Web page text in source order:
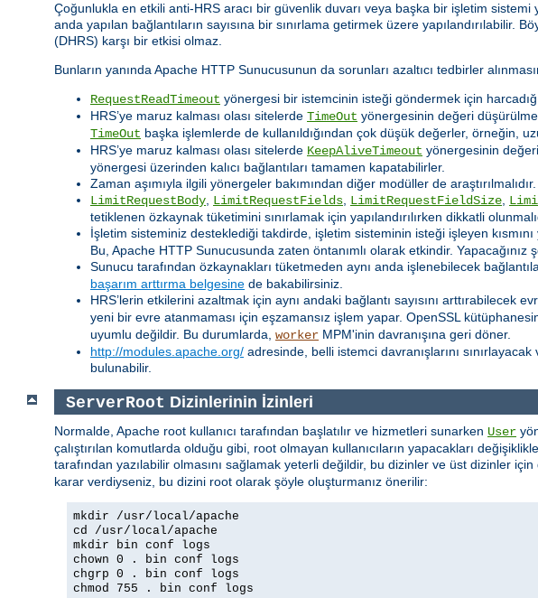
Çoğunlukla en etkili anti-HRS aracı bir güvenlik duvarı veya başka bir işletim
anda yapılan bağlantıların sayısına bir sınırlama getirmek üzere yapılandırılabilir.
(DHRS) karşı bir etkisi olmaz.
Bunların yanında Apache HTTP Sunucusunun da sorunları azaltıcı tedbirler
RequestReadTimeout yönergesi bir istemcinin isteği göndermek için harcadığı
HRS’ye maruz kalması olası sitelerde TimeOut yönergesinin değeri
TimeOut başka işlemlerde de kullanıldığından çok düşük değerler, örneğin,
HRS’ye maruz kalması olası sitelerde KeepAliveTimeout yönergesinin
yönergesi üzerinden kalıcı bağlantıları tamamen kapatabilirler.
Zaman aşımıyla ilgili yönergeler bakımından diğer modüller de araştırılmalıdır.
LimitRequestBody LimitRequestFields LimitRequestFieldSize
tetiklenen özkaynak tüketimini sınırlamak için yapılandırılırken dikkatli
İşletim sisteminiz desteklediği takdirde, işletim sisteminin isteği işleyen kısmını
Bu, Apache HTTP Sunucusunda zaten öntanımlı olarak etkindir.
Sunucu tarafından özkaynakları tüketmeden aynı anda işlenebilecek
başarım arttırma belgesine de bakabilirsiniz.
HRS’lerin etkilerini azaltmak için aynı andaki bağlantı sayısını arttırabilecek
yeni bir evre atanmaması için eşzamansız işlem yapar. OpenSSL
uyumlu değildir. Bu durumlarda, worker MPM'inin davranışına geri döner.
http://modules.apache.org/ adresinde, belli istemci davranışlarını
bulunabilir.
ServerRoot Dizinlerinin İzinleri
Normalde, Apache root kullanıcı tarafından başlatılır ve hizmetleri sunarken User
çalıştırılan komutlarda olduğu gibi, root olmayan kullanıcıların yapacakları
tarafından yazılabilir olmasını sağlamak yeterli değildir, bu dizinler ve üst dizinler
karar verdiyseniz, bu dizini root olarak şöyle oluşturmanız önerilir:
mkdir /usr/local/apache
cd /usr/local/apache
mkdir bin conf logs
chown 0 . bin conf logs
chgrp 0 . bin conf logs
chmod 755 . bin conf logs